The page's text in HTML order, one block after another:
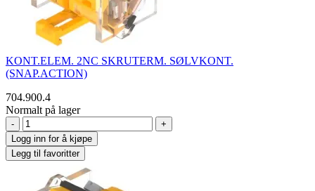
KONT.ELEM. 2NC SKRUTERM. SØLVKONT.
(SNAP.ACTION)
704.900.4
Normalt på lager
-
+
Logg inn for å kjøpe
Legg til favoritter